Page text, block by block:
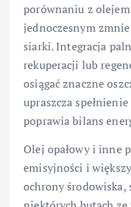
porównaniu z
jednoczesnym
siarki. Integracja
rekuperacji lub
osiągać znaczne
upraszcza
poprawia bilans
Olej opałowy i inne
emisyjności i
ochrony środowiska,